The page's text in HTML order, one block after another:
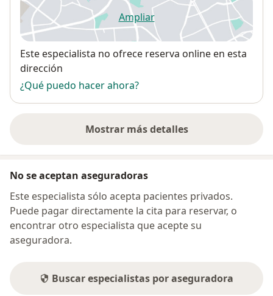
Ampliarse abre en una nueva
Disponibilidad
Este especialista no ofrece reserva online en esta
dirección
¿Qué puedo hacer ahora?
Mostrar más detalles
sobre la dirección
No se aceptan aseguradoras
Este especialista sólo acepta pacientes privados.
Puede pagar directamente la cita para reservar, o
encontrar otro especialista que acepte su
aseguradora.
Buscar especialistas por aseguradora